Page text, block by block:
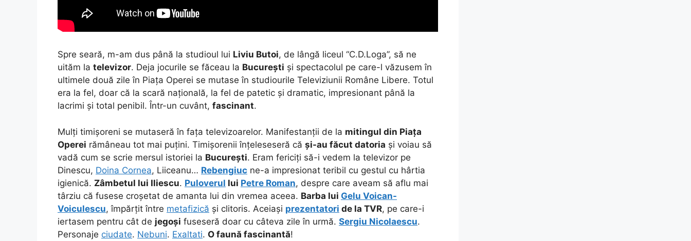
Spre seară, m-am dus până la studioul lui Liviu Butoi, de lângă liceul “C.D.Loga”, să ne
uităm la televizor. Deja jocurile se făceau la București și spectacolul pe care-l văzusem în
ultimele două zile în Piața Operei se mutase în studiourile Televiziunii Române Libere. Totul
era la fel, doar că la scară națională, la fel de patetic și dramatic, impresionant până la
lacrimi și total penibil. Într-un cuvânt, fascinant.
Mulți timișoreni se mutaseră în fața televizoarelor. Manifestanții de la mitingul din Piața
Operei rămâneau tot mai puțini. Timișorenii înțeleseseră că și-au făcut datoria și voiau să
vadă cum se scrie mersul istoriei la București. Eram fericiți să-i vedem la televizor pe
Dinescu, Doina Cornea, Liiceanu… Rebengiuc ne-a impresionat teribil cu gestul cu hârtia
igienică. Zâmbetul lui Iliescu. Puloverul lui Petre Roman, despre care aveam să aflu mai
târziu că fusese croșetat de amanta lui din vremea aceea. Barba lui Gelu Voican-
Voiculescu, împărțit între metafizică și clitoris. Aceiași prezentatori de la TVR, pe care-i
iertasem pentru cât de jegoși fuseseră doar cu câteva zile în urmă. Sergiu Nicolaescu.
Personaje ciudate. Nebuni. Exaltati. O faună fascinantă!